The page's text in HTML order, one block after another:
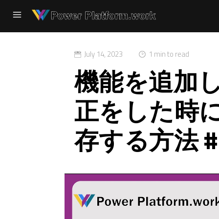
July 14, 2023 1 min to read
機能を追加
正をした時
存する方法